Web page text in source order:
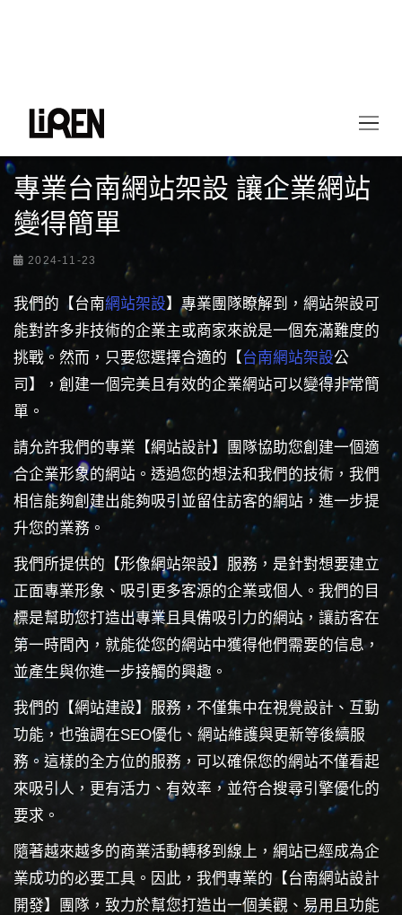
最新情報
專業台南網站架設 讓企業網站
變得簡單
2024-11-23
我們的【台南網站架設】專業團隊瞭解到，網站架設可
能對許多非技術的企業主或商家來說是一個充滿難度的
挑戰。然而，只要您選擇合適的【台南網站架設公
司】，創建一個完美且有效的企業網站可以變得非常簡
單。
請允許我們的專業【網站設計】團隊協助您創建一個適
合企業形象的網站。透過您的想法和我們的技術，我們
相信能夠創建出能夠吸引並留住訪客的網站，進一步提
升您的業務。
我們所提供的【形像網站架設】服務，是針對想要建立
正面專業形象、吸引更多客源的企業或個人。我們的目
標是幫助您打造出專業且具備吸引力的網站，讓訪客在
第一時間內，就能從您的網站中獲得他們需要的信息，
並產生與你進一步接觸的興趣。
我們的【網站建設】服務，不僅集中在視覺設計、互動
功能，也強調在SEO優化、網站維護與更新等後續服
務。這樣的全方位的服務，可以確保您的網站不僅看起
來吸引人，更有活力、有效率，並符合搜尋引擎優化的
要求。
隨著越來越多的商業活動轉移到線上，網站已經成為企
業成功的必要工具。因此，我們專業的【台南網站設計
開發】團隊，致力於幫您打造出一個美觀、易用且功能